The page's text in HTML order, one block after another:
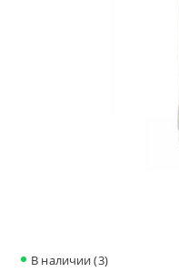
В наличии (3)